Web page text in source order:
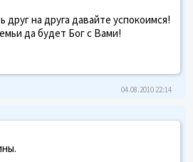
друг на друга давайте успокоимся!
да будет Бог с Вами!
04.08.2010 22:14